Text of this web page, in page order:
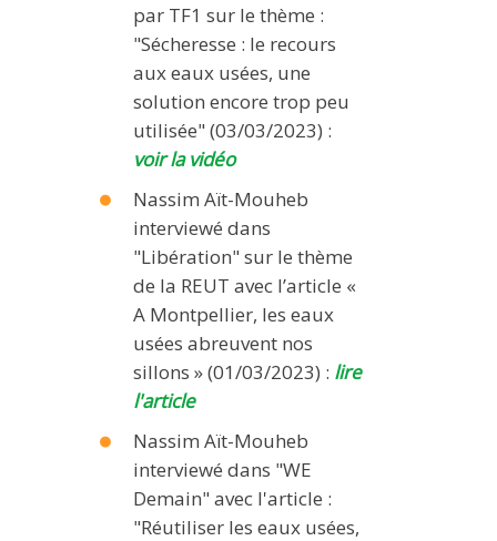
par TF1 sur le thème :
"Sécheresse : le recours
aux eaux usées, une
solution encore trop peu
utilisée" (03/03/2023) :
voir la vidéo
Nassim Aït-Mouheb
interviewé dans
"Libération" sur le thème
de la REUT avec l’article «
A Montpellier, les eaux
usées abreuvent nos
sillons » (01/03/2023) : lire
l'article
Nassim Aït-Mouheb
interviewé dans "WE
Demain" avec l'article :
"Réutiliser les eaux usées,